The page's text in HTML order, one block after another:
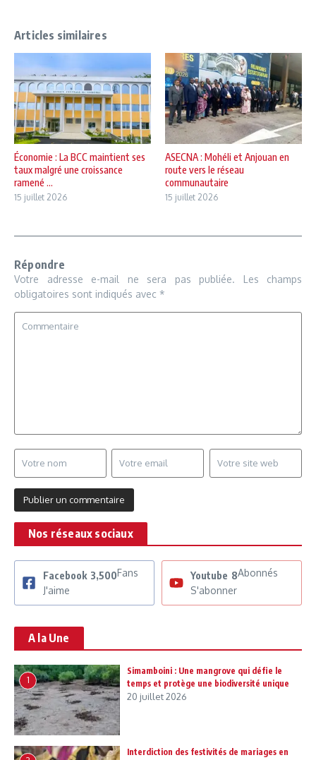
Articles similaires
Économie : La BCC maintient ses
taux malgré une croissance
ramené ...
15 juillet 2026
ASECNA : Mohéli et Anjouan en
route vers le réseau
communautaire
15 juillet 2026
Répondre
Votre adresse e-mail ne sera pas publiée.
Les champs
obligatoires sont indiqués avec *
Nos réseaux sociaux
Facebook 3,500Fans
J'aime
Youtube 8Abonnés
S'abonner
A la Une
1
Simamboini : Une mangrove qui défie le
temps et protège une biodiversité unique
20 juillet 2026
Interdiction des festivités de mariages en